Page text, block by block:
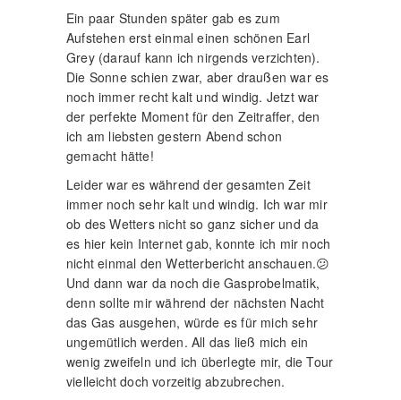
Ein paar Stunden später gab es zum
Aufstehen erst einmal einen schönen Earl
Grey (darauf kann ich nirgends verzichten).
Die Sonne schien zwar, aber draußen war es
noch immer recht kalt und windig. Jetzt war
der perfekte Moment für den Zeitraffer, den
ich am liebsten gestern Abend schon
gemacht hätte!
Leider war es während der gesamten Zeit
immer noch sehr kalt und windig. Ich war mir
ob des Wetters nicht so ganz sicher und da
es hier kein Internet gab, konnte ich mir noch
nicht einmal den Wetterbericht anschauen.😕
Und dann war da noch die Gasprobelmatik,
denn sollte mir während der nächsten Nacht
das Gas ausgehen, würde es für mich sehr
ungemütlich werden. All das ließ mich ein
wenig zweifeln und ich überlegte mir, die Tour
vielleicht doch vorzeitig abzubrechen.